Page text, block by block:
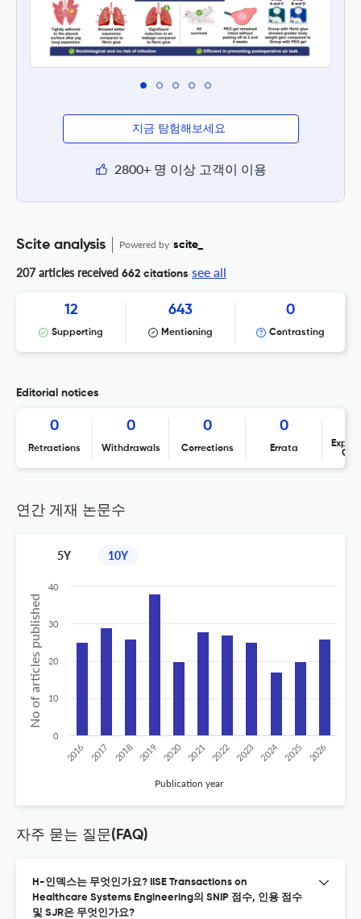
지금 탐험해보세요
2800+ 명 이상 고객이 이용
Scite analysis Powered by scite_
207 articles received 662 citations see all
12
Supporting
643
Mentioning
0
Contrasting
Editorial notices
0
Retractions
0
Withdrawals
0
Corrections
0
Errata
연간 게재 논문수
5Y 10Y
No of articles published
Publication year
2016 2017 2018 2019 2020 2021 2022 2023 2024 2025 2026
0
10
20
30
40
자주 묻는 질문(FAQ)
H-인덱스는 무엇인가요? IISE Transactions on
Healthcare Systems Engineering의 SNIP 점수, 인용 점수
및 SJR은 무엇인가요?